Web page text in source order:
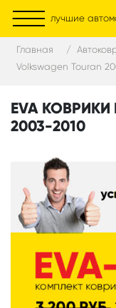
лучшие
Главная
Volkswagen Touran
EVA КОВРИКИ
2003-2010